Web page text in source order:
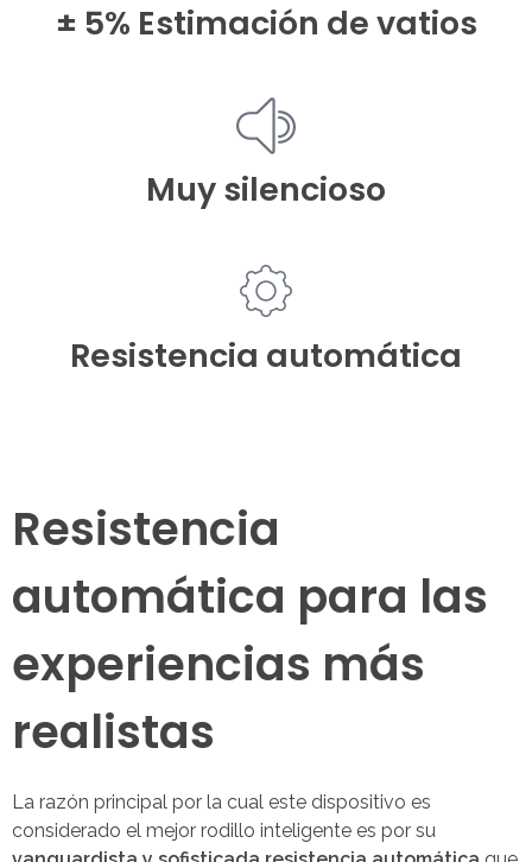
± 5% Estimación de vatios
Muy silencioso
Resistencia automática
Resistencia
automática para las
experiencias más
realistas
La razón principal por la cual este dispositivo es
considerado el mejor rodillo inteligente es por su